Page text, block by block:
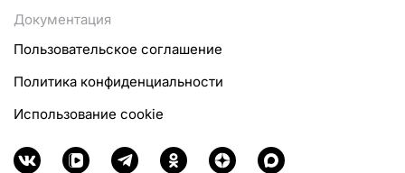
Документация
Пользовательское соглашение
Политика конфиденциальности
Использование cookie